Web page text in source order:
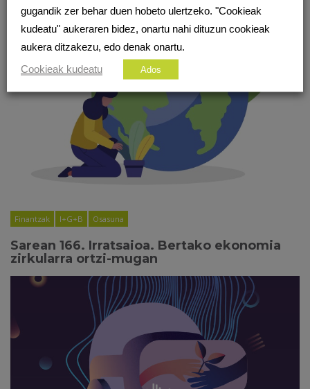
Finantzak I+G+B Osasuna
Sarean 166. Irratsaioa. Bertako ekonomia
zirkularra ortzi-mugan
gugandik zer behar duen hobeto ulertzeko. "Cookieak
kudeatu" aukeraren bidez, onartu nahi dituzun cookieak
aukera ditzakezu, edo denak onartu.
Cookieak kudeatu
Ados